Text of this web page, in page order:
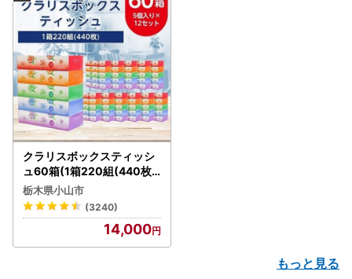
クラリスボックスティッシ
ュ60箱(1箱220組(440枚))
(5個入り×12セット)【配送
不可地域：離島・沖縄県】
【1256759】
栃木県小山市
(3240)
14,000
もっと見る